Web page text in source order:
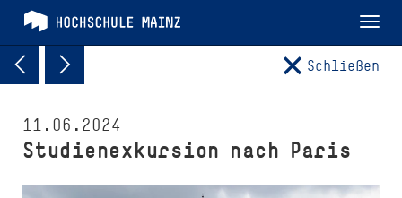
Schließen
11.06.2024
Studienexkursion nach Paris